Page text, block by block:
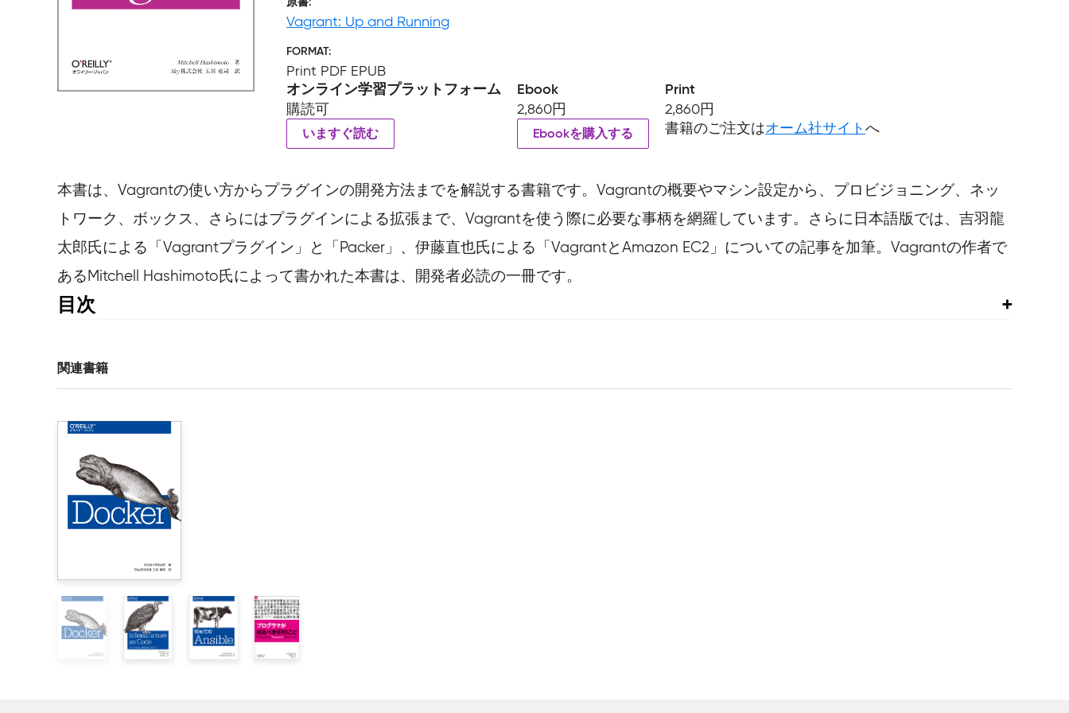
Vagrant: Up and Running
FORMAT
Print PDF EPUB
オンライン学習プラットフォーム
購読可
いますぐ読む
Ebook
2,860円
Ebookを購入する
Print
2,860円
書籍のご注文はオーム社サイトへ
本書は、Vagrantの使い方からプラグインの開発方法までを解説する書籍です。Vagrantの概要やマシン設定から、プロビジョニング、ネッ
トワーク、ボックス、さらにはプラグインによる拡張まで、Vagrantを使う際に必要な事柄を網羅しています。さらに日本語版では、吉羽龍
太郎氏による「Vagrantプラグイン」と「Packer」、伊藤直也氏による「VagrantとAmazon EC2」についての記事を加筆。Vagrantの作者で
あるMitchell Hashimoto氏によって書かれた本書は、開発者必読の一冊です。
目次
はじめに
    1.1　Vagrantを使う理由
    1.3　Vagrant以外の選択肢
        1.3.1　単純なデスクトップ仮想化
        1.3.2　コンテナ
        1.3.3　クラウド
    1.5　VirtualBoxのインストール
        1.5.2　よくある間違い
    1.6　VirtualBoxなしでのVagrantの利用
    1.7　ヘルプ！
関連書籍